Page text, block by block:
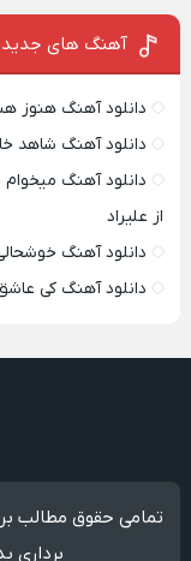
آهنگ های جدید
دانلود آهنگ هنوز
دانلود آهنگ شاهد
دانلود آهنگ
از علیراد
دانلود آهنگ
دانلود آهنگ کی
تمامی حقوق مطالب
برداری